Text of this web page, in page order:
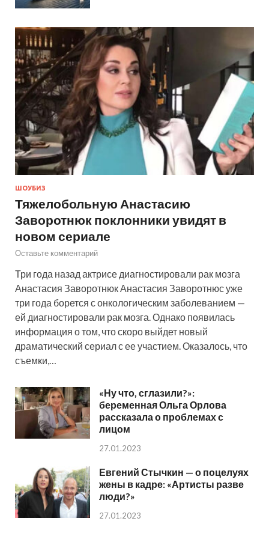
ШОУБИЗ
Тяжелобольную Анастасию
Заворотнюк поклонники увидят в
новом сериале
Оставьте комментарий
Три года назад актрисе диагностировали рак мозга
Анастасия Заворотнюк Анастасия Заворотнюс уже
три года борется с онкологическим заболеванием —
ей диагностировали рак мозга. Однако появилась
информация о том, что скоро выйдет новый
драматический сериал с ее участием. Оказалось, что
съемки,…
«Ну что, сглазили?»:
беременная Ольга Орлова
рассказала о проблемах с
лицом
27.01.2023
Евгений Стычкин — о поцелуях
жены в кадре: «Артисты разве
люди?»
27.01.2023